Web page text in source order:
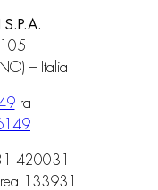
S.P.A.
– Italia
ra
420031
133931